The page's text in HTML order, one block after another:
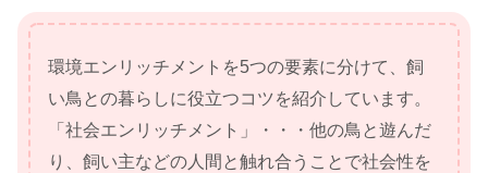
環境エンリッチメントを5つの要素に分けて、飼
い鳥との暮らしに役立つコツを紹介しています。
「社会エンリッチメント」・・・他の鳥と遊んだ
り、飼い主などの人間と触れ合うことで社会性を